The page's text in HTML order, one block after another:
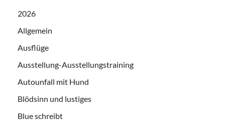
2026
Allgemein
Ausflüge
Ausstellung-Ausstellungstraining
Autounfall mit Hund
Blödsinn und lustiges
Blue schreibt